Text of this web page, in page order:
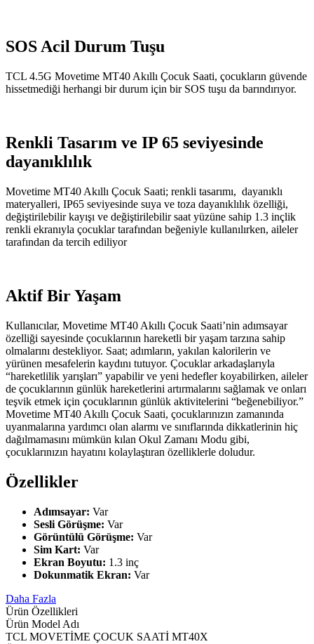
SOS Acil Durum Tuşu
TCL 4.5G Movetime MT40 Akıllı Çocuk Saati, çocukların güvende
hissetmediği herhangi bir durum için bir SOS tuşu da barındırıyor.
Renkli Tasarım ve IP 65 seviyesinde
dayanıklılık
Movetime MT40 Akıllı Çocuk Saati; renkli tasarımı, dayanıklı
materyalleri, IP65 seviyesinde suya ve toza dayanıklılık özelliği,
değiştirilebilir kayışı ve değiştirilebilir saat yüzüne sahip 1.3 inçlik
renkli ekranıyla çocuklar tarafından beğeniyle kullanılırken, aileler
tarafından da tercih ediliyor
Aktif Bir Yaşam
Kullanıcılar, Movetime MT40 Akıllı Çocuk Saati’nin adımsayar
özelliği sayesinde çocuklarının hareketli bir yaşam tarzına sahip
olmalarını destekliyor. Saat; adımların, yakılan kalorilerin ve
yürünen mesafelerin kaydını tutuyor. Çocuklar arkadaşlarıyla
“hareketlilik yarışları” yapabilir ve yeni hedefler koyabilirken, aileler
de çocuklarının günlük hareketlerini artırmalarını sağlamak ve onları
teşvik etmek için çocuklarının günlük aktivitelerini “beğenebiliyor.”
Movetime MT40 Akıllı Çocuk Saati, çocuklarınızın zamanında
uyanmalarına yardımcı olan alarmı ve sınıflarında dikkatlerinin hiç
dağılmamasını mümkün kılan Okul Zamanı Modu gibi,
çocuklarınızın hayatını kolaylaştıran özelliklerle doludur.
Özellikler
Adımsayar: Var
Sesli Görüşme: Var
Görüntülü Görüşme: Var
Sim Kart: Var
Ekran Boyutu: 1.3 inç
Dokunmatik Ekran: Var
Daha Fazla
Ürün Özellikleri
Ürün Model Adı
TCL MOVETİME ÇOCUK SAATİ MT40X